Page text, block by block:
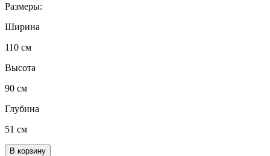
Размеры:
Ширина
110 см
Высота
90 см
Глубина
51 см